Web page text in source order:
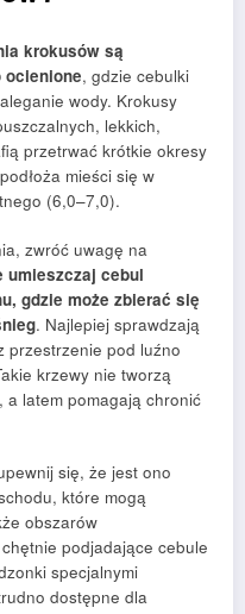
krokusów są
ocienione, gdzie cebulki
wody. Krokusy
lekkich,
przetrwać krótkie okresy
mieści się w
(6,0–7,0).
zwróć uwagę na
umieszczaj cebul
gdzie może zbierać się
. Najlepiej sprawdzają
przestrzenie pod luźno
krzewy nie tworzą
latem pomagają chronić
się, że jest ono
które mogą
obszarów
podjadające cebule
specjalnymi
dostępne dla